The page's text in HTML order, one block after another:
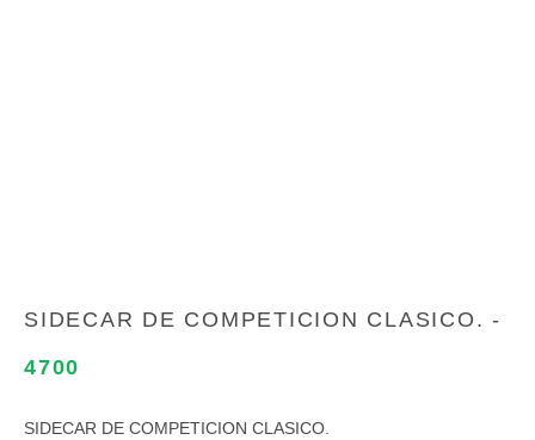
SIDECAR DE COMPETICION CLASICO. -
4700
SIDECAR DE COMPETICION CLASICO.